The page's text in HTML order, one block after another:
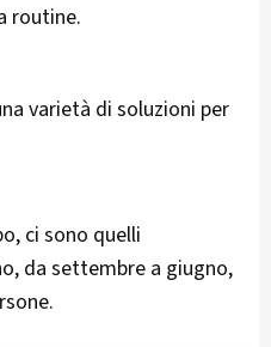
routine.
varietà di soluzioni per
ci sono quelli
da settembre a giugno,